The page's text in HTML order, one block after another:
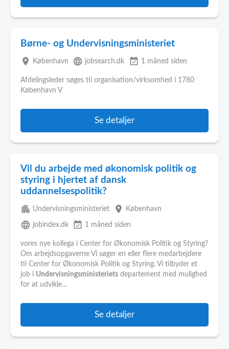
Børne- og Undervisningsministeriet
place København language jobsearch.dk event_available 1 måned siden
Afdelingsleder søges til organisation/virksomhed i 1780
København V
Se detaljer
Vil du arbejde med økonomisk politik og
styring i hjertet af dansk
uddannelsespolitik?
apartment Undervisningsministeriet place København
language jobindex.dk event_available 1 måned siden
vores nye kollega i Center for Økonomisk Politik og Styring?
Om arbejdsopgaverne Vi søger en eller flere medarbejdere
til Center for Økonomisk Politik og Styring. Vi tilbyder et
job i Undervisningsministeriets departement med mulighed
for at udvikle...
Se detaljer